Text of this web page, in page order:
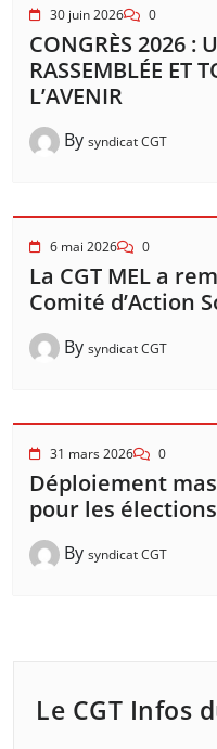
30 juin 2026 0
CONGRÈS 2026 :
RASSEMBLÉE ET
L’AVENIR
By syndicat CGT
6 mai 2026 0
La CGT MEL a
Comité d’Action
By syndicat CGT
31 mars 2026 0
Déploiement
pour les élections
By syndicat CGT
Le CGT Infos